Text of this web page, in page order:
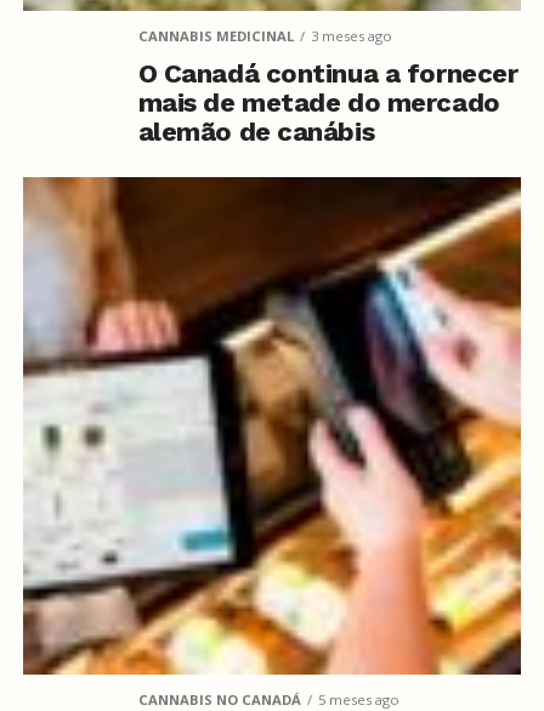
CANNABIS MEDICINAL 3 meses ago
O Canadá continua a fornecer
mais de metade do mercado
alemão de canábis
CANNABIS NO CANADÁ 5 meses ago